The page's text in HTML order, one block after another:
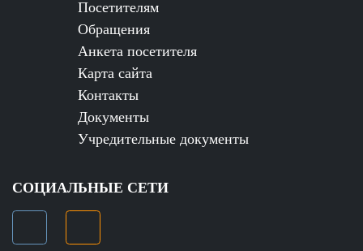
Посетителям
Обращения
Анкета посетителя
Карта сайта
Контакты
Документы
Учредительные документы
СОЦИАЛЬНЫЕ СЕТИ